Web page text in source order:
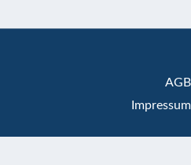
AGB
Impressum